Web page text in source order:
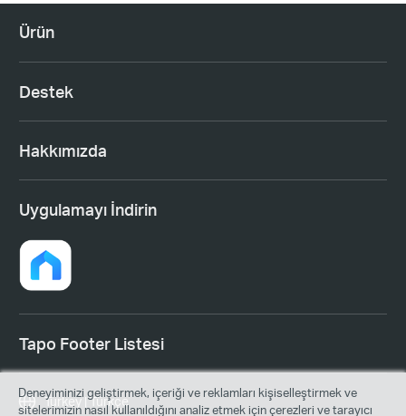
Ürün
Destek
Hakkımızda
Uygulamayı İndirin
Tapo Footer Listesi
Turkey | Türkçe
Deneyiminizi geliştirmek, içeriği ve reklamları kişiselleştirmek ve
sitelerimizin nasıl kullanıldığını analiz etmek için çerezleri ve tarayıcı